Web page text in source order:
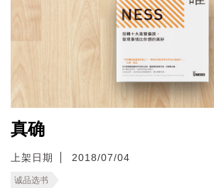
真确
上架日期 2018/07/04
诚品选书